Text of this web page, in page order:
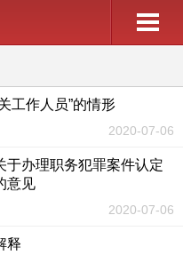
工作人员”的情形
2020-07-06
办理职务犯罪案件认定
意见
2020-07-06
释